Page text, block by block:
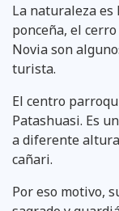
La naturaleza
ponceña, el
Novia son
turista.
El centro
Patashuasi. Es
a diferente
cañari.
Por eso motivo,